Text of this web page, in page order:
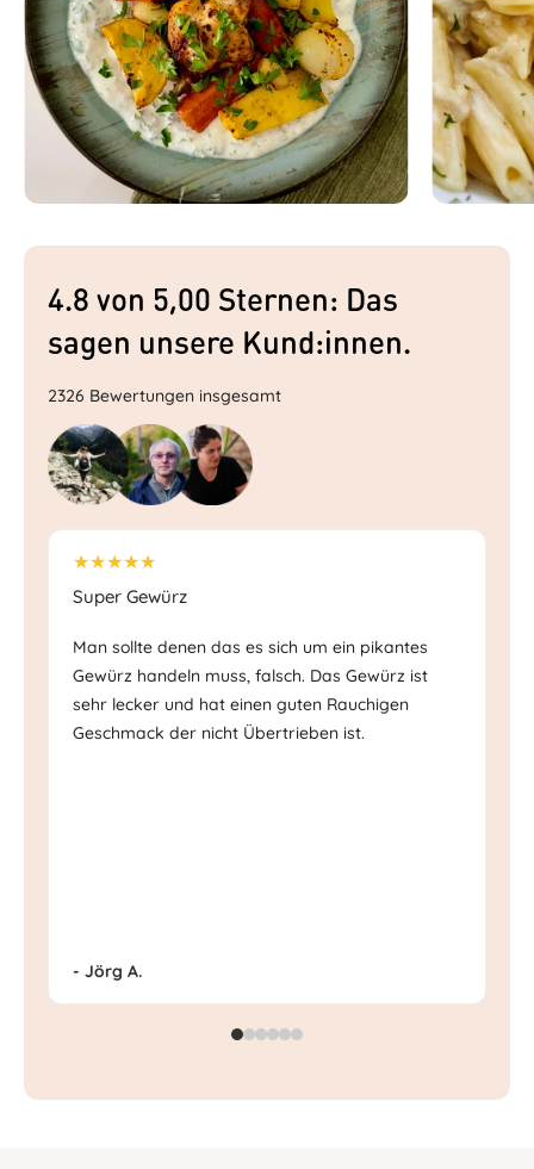
4.8 von 5,00 Sternen: Das
sagen unsere Kund:innen.
2326 Bewertungen insgesamt
★★★★★
Super Gewürz
Man sollte denen das es sich um ein pikantes
Gewürz handeln muss, falsch. Das Gewürz ist
sehr lecker und hat einen guten Rauchigen
Geschmack der nicht Übertrieben ist.
- Jörg A.